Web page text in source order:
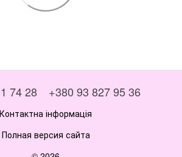
74 28 +380 93 827 95 36
Контактна інформація
Полная версия сайта